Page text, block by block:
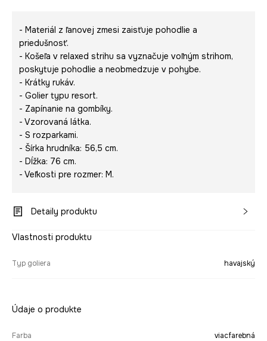
- Materiál z ľanovej zmesi zaisťuje pohodlie a
priedušnosť.
- Košeľa v relaxed strihu sa vyznačuje voľným strihom,
poskytuje pohodlie a neobmedzuje v pohybe.
- Krátky rukáv.
- Golier typu resort.
- Zapínanie na gombíky.
- Vzorovaná látka.
- S rozparkami.
- Šírka hrudníka: 56,5 cm.
- Dĺžka: 76 cm.
- Veľkosti pre rozmer: M.
Detaily produktu
Vlastnosti produktu
Typ goliera havajský
Údaje o produkte
Farba viacfarebná